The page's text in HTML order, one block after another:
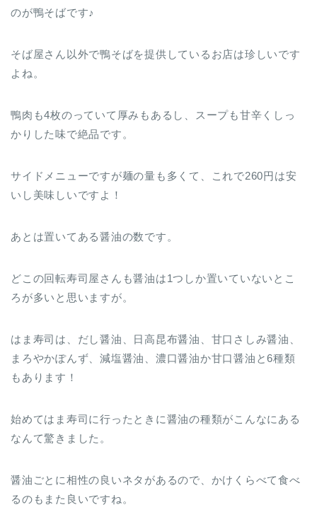
のが鴨そばです♪
そば屋さん以外で鴨そばを提供しているお店は珍しいです
よね。
鴨肉も4枚のっていて厚みもあるし、スープも甘辛くしっ
かりした味で絶品です。
サイドメニューですが麺の量も多くて、これで260円は安
いし美味しいですよ！
あとは置いてある醤油の数です。
どこの回転寿司屋さんも醤油は1つしか置いていないとこ
ろが多いと思いますが。
はま寿司は、だし醤油、日高昆布醤油、甘口さしみ醤油、
まろやかぽんず、減塩醤油、濃口醤油か甘口醤油と6種類
もあります！
始めてはま寿司に行ったときに醤油の種類がこんなにある
なんて驚きました。
醤油ごとに相性の良いネタがあるので、かけくらべて食べ
るのもまた良いですね。